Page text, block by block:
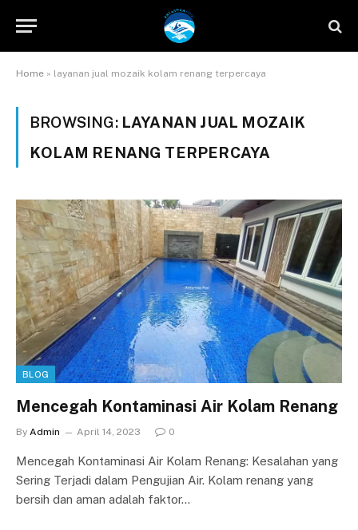
Home » layanan jual mozaik kolam renang terpercaya
BROWSING: LAYANAN JUAL MOZAIK
KOLAM RENANG TERPERCAYA
BLOG
Mencegah Kontaminasi Air Kolam Renang
By Admin April 14, 2023 0
Mencegah Kontaminasi Air Kolam Renang: Kesalahan yang
Sering Terjadi dalam Pengujian Air. Kolam renang yang
bersih dan aman adalah faktor…